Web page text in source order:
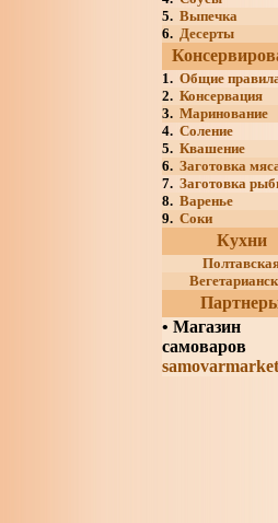
5. Выпечка
6. Десерты
1. Общие
2. Консервация
3. Маринование
4. Соление
5. Квашение
6. Заготовка
7. Заготовка
8. Варенье
9. Соки
Кухни
• Магазин
самоваров